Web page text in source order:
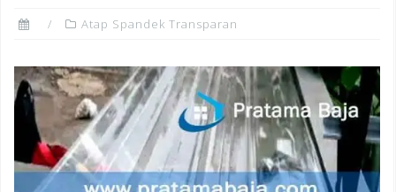
Atap Spandek Transparan